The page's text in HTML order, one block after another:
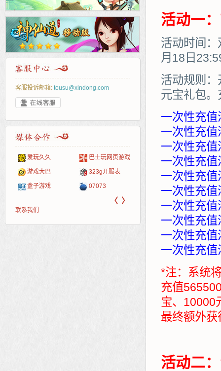
客服投诉邮箱: tousu@xindong.com
爱玩久久 巴士玩网页游戏
游戏大巴 323g开服表
盒子游戏 07073
页游网
新浪
网易
多玩
中华网
Cwan
游一游
游侠网页游戏 40407
5617网游网 一游网
开服网
斗蟹网页游戏 游戏
〈 〉
联系我们
活动一
活动时间
月18日
活动规则
元宝礼包
一次性充
一次性充
一次性充
一次性充
一次性充
一次性充
一次性充
一次性充
一次性充
一次性充
*注：系统
充值
宝、10000
最终额外
活动二